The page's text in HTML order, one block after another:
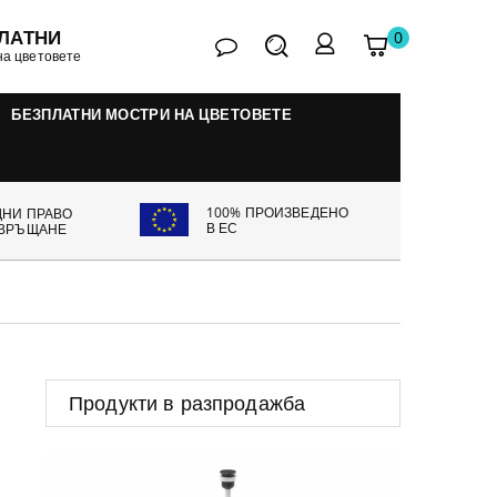
цветовете
контакт Търсене
Моята
0
БЕЗПЛАТНИ МОСТРИ НА ЦВЕТОВЕТЕ
ПРАВО
100% ПРОИЗВЕДЕНО
В ЕС
Продукти в разпродажба